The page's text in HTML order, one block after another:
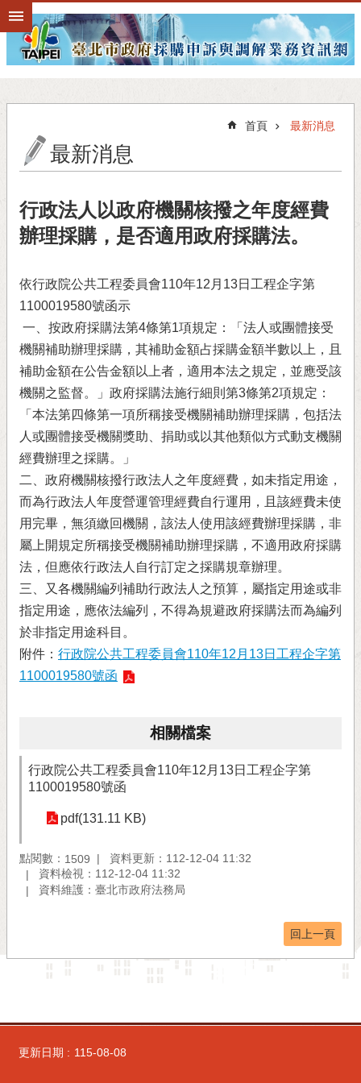
跳到主要內容區塊
首頁 最新消息
最新消息
行政法人以政府機關核撥之年度經費
辦理採購，是否適用政府採購法。
依行政院公共工程委員會110年12月13日工程企字第
1100019580號函示
一、按政府採購法第4條第1項規定：「法人或團體接受
機關補助辦理採購，其補助金額占採購金額半數以上，且
補助金額在公告金額以上者，適用本法之規定，並應受該
機關之監督。」政府採購法施行細則第3條第2項規定：
「本法第四條第一項所稱接受機關補助辦理採購，包括法
人或團體接受機關獎助、捐助或以其他類似方式動支機關
經費辦理之採購。」
二、政府機關核撥行政法人之年度經費，如未指定用途，
而為行政法人年度營運管理經費自行運用，且該經費未使
用完畢，無須繳回機關，該法人使用該經費辦理採購，非
屬上開規定所稱接受機關補助辦理採購，不適用政府採購
法，但應依行政法人自行訂定之採購規章辦理。
三、又各機關編列補助行政法人之預算，屬指定用途或非
指定用途，應依法編列，不得為規避政府採購法而為編列
於非指定用途科目。
附件： 行政院公共工程委員會110年12月13日工程企字第
1100019580號函
相關檔案
行政院公共工程委員會110年12月13日工程企字第
1100019580號函
pdf(131.11 KB)
點閱數： 1509
資料更新：112-12-04 11:32
資料檢視：112-12-04 11:32
資料維護：臺北市政府法務局
回上一頁
更新日期 115-08-08